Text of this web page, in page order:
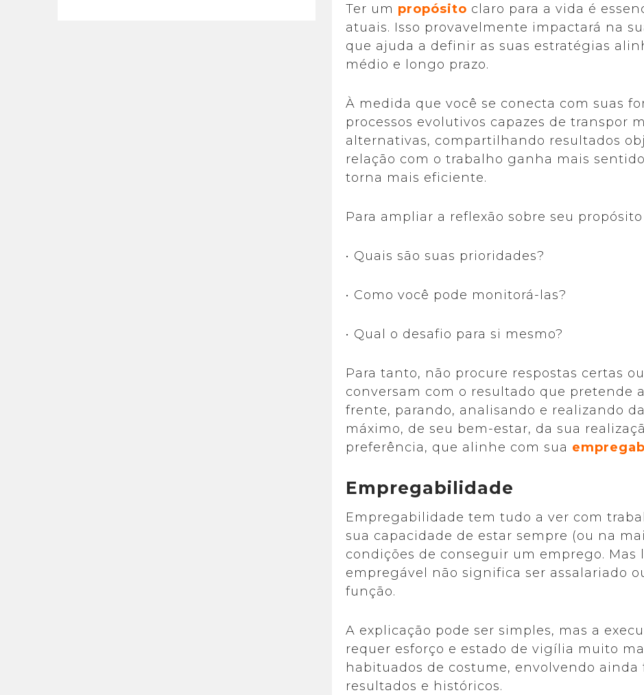
Ter um propósito claro para a vida é
atuais. Isso provavelmente impactará na
que ajuda a definir as suas estratégias
médio e longo prazo.
À medida que você se conecta com suas
processos evolutivos capazes de transpor
alternativas, compartilhando resultados
relação com o trabalho ganha mais
torna mais eficiente.
Para ampliar a reflexão sobre seu
• Quais são suas prioridades?
• Como você pode monitorá-las?
• Qual o desafio para si mesmo?
Para tanto, não procure respostas certas
conversam com o resultado que pretende
frente, parando, analisando e realizando
máximo, de seu bem-estar, da sua
preferência, que alinhe com sua
Empregabilidade
Empregabilidade tem tudo a ver com
sua capacidade de estar sempre (ou na
condições de conseguir um emprego. Mas
empregável não significa ser assalariado
função.
A explicação pode ser simples, mas a
requer esforço e estado de vigília muito
habituados de costume, envolvendo
resultados e históricos.